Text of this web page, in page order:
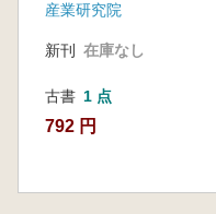
投資の効果分析)
産業研究院
新刊 在庫なし
古書 1 点
792 円